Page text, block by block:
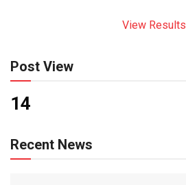
View Results
Post View
14
Recent News